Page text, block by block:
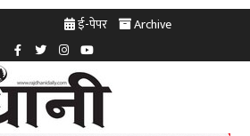
ई-पेपर Archive